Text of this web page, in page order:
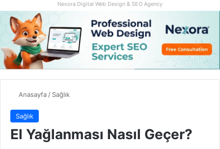
Nexora Digital Web Design & SEO Agency
Anasayfa/ Sağlık
Sağlık
El Yağlanması Nasıl Geçer?